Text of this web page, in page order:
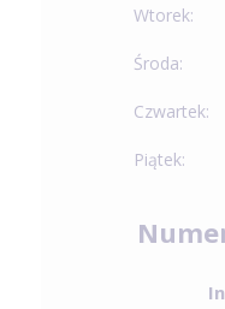
Wtorek:
Środa:
Czwartek:
Piątek: